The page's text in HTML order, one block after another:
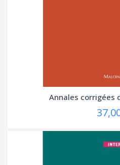
Annales corrigées